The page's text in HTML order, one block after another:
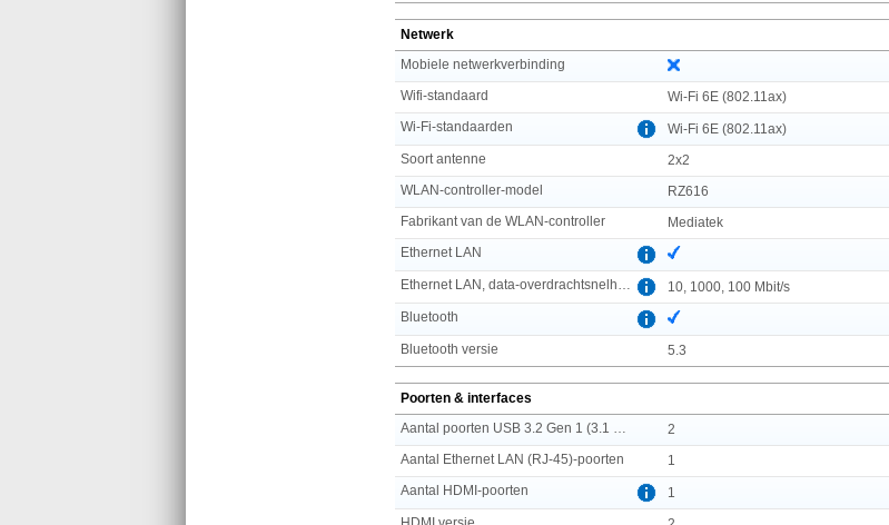
Netwerk
Mobiele netwerkverbinding
Wifi-standaard
Wi-Fi 6E (802.11ax)
Wi-Fi-standaarden
Wi-Fi 6E (802.11ax)
Soort antenne
2x2
WLAN-controller-model
RZ616
Fabrikant van de WLAN-controller
Mediatek
Ethernet LAN
10, 1000, 100 Mbit/s
Bluetooth
Bluetooth versie 5.3
Poorten & interfaces
2
Aantal Ethernet LAN (RJ-45)-poorten
1
Aantal HDMI-poorten
1